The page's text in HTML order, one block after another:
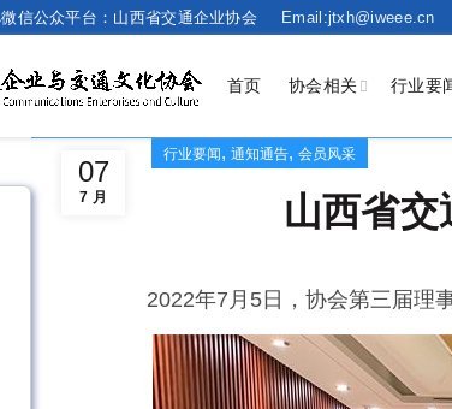
微信公众平台：山西省交通企业协会 Email:jtxh@iweee.cn
首页 协会相关 行业要
07
7 月
行业要闻 , 通知通告, 会员风采
山西省
2022年7月5日，协会第三届理